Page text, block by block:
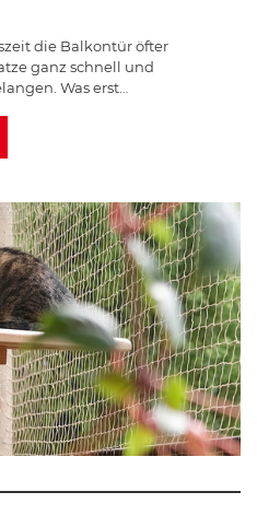
die Balkontür öfter
ganz schnell und
Was erst…